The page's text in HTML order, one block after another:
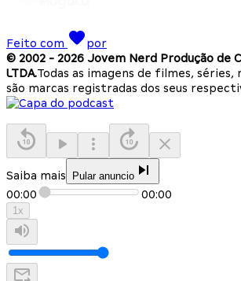
Feito com
por
© 2002 - 2026 Jovem Nerd Produção de
LTDA.Todas as imagens de filmes, séries,
são marcas registradas dos seus
Saiba mais Pular anuncio
00:00 00:00
1x